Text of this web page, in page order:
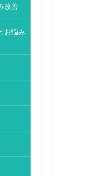
改善
お悩み